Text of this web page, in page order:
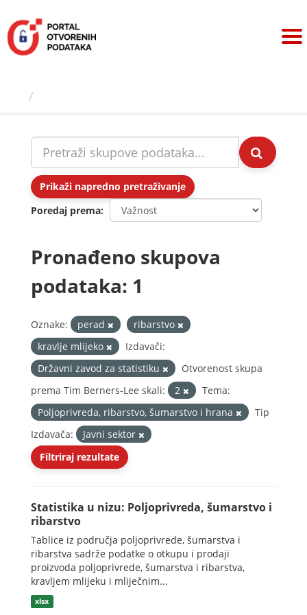
sadržaj
Prikaži napredno pretraživanje
Poredaj prema
Pronađeno skupova
podataka: 1
Oznake: perad
ribarstvo
kravlje mlijeko
Izdavači:
Državni zavod za statistiku
Otvorenost skupa
prema Tim Berners-Lee skali:
2
Tema:
Poljoprivreda, ribarstvo, šumarstvo i hrana
Tip
Izdavača:
Javni sektor
Filtriraj rezultate
Statistika u nizu: Poljoprivreda, šumarstvo i
ribarstvo
Tablice iz područja poljoprivrede, šumarstva i
ribarstva sadrže podatke o otkupu i prodaji
proizvoda poljoprivrede, šumarstva i ribarstva,
kravljem mlijeku i mliječnim...
xlsx